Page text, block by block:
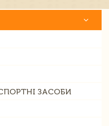
ЗАСОБИ